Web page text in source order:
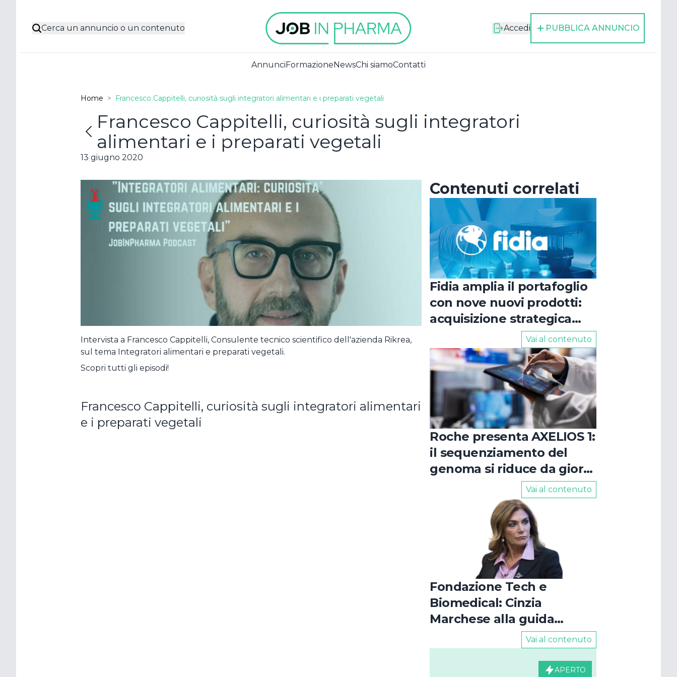
Cerca un annuncio o un contenuto Accedi PUBBLICA ANNUNCIO
AnnunciFormazioneNewsChi siamoContatti
Possiedi già un
account?
Resta connesso
LOGIN
Hai dimenticato la password ?
registrato?
REGISTRATI COME AZIENDA
REGISTRATI COME CANDIDATO
Home > Francesco Cappitelli, curiosità sugli integratori alimentari e i preparati vegetali
Francesco Cappitelli, curiosità sugli integratori
alimentari e i preparati vegetali
13 giugno 2020
Intervista a Francesco Cappitelli, Consulente tecnico scientifico dell'azienda Rikrea,
sul tema Integratori alimentari e preparati vegetali.
Scopri tutti gli episodi!
Francesco Cappitelli, curiosità sugli integratori alimentari
e i preparati vegetali
Contenuti correlati
Fidia amplia il portafoglio
con nove nuovi prodotti:
acquisizione strategica
nelle aree cardiologia e
urologia
Vai al contenuto
Roche presenta AXELIOS 1:
il sequenziamento del
genoma si riduce da giorni
Vai al contenuto
Fondazione Tech e
Biomedical: Cinzia
Marchese alla guida
Vai al contenuto
APERTO
newsletter